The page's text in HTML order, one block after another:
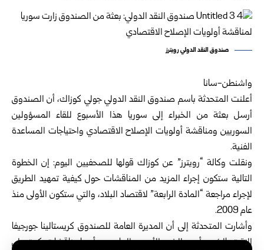
صندوق النقد الدولي رويترز
واشنطن-سانا
أعلنت المتحدثة باسم صندوق النقد الدوليجولي كوزاك، أن الصندوق
أرسل بعثة من الخبراء إلى سوريا هذا الأسبوع للقاء المسؤولين
السوريين ومناقشة أولويات الإصلاح الاقتصادي واحتياجات المساعدة
الفنية.
ونقلت وكالة “رويترز” عن كوزاك قولها للصحفيين اليوم: إن الخطوة
التالية ستكون إجراء المزيد من المناقشات حول كيفية تمهيد الطريق
لإجراء مراجعة “المادة الرابعة” لاقتصاد البلاد، والتي ستكون الأولى منذ
عام 2009.
وأشارت المتحدثة إلى أن المديرة العامة للصندوق كريستالينا جورجيفا
التقت بالرئيس أحمد الشرع الأسبوع الماضي، وأجريا مناقشات ركزت على